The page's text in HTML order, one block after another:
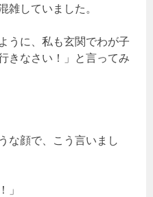
雑していました。
うに、私も玄関でわが子
きなさい！」と言ってみ
な顔で、こう言いまし
」